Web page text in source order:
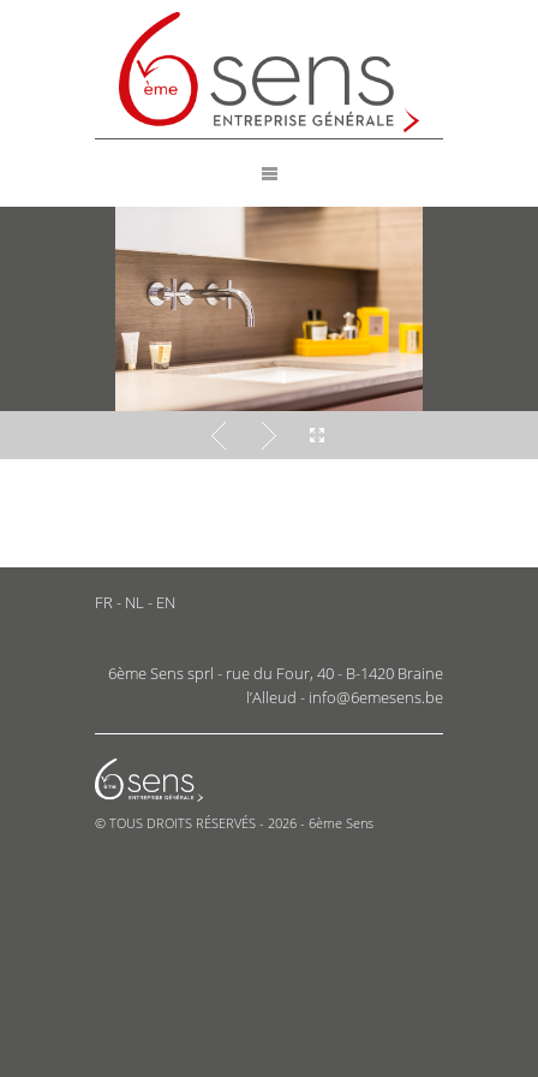
FR- NL- EN
6ème Sens sprl - rue du Four, 40 - B-1420 Braine
l’Alleud - info@6emesens.be
© TOUS DROITS RÉSERVÉS - 2026 - 6ème Sens